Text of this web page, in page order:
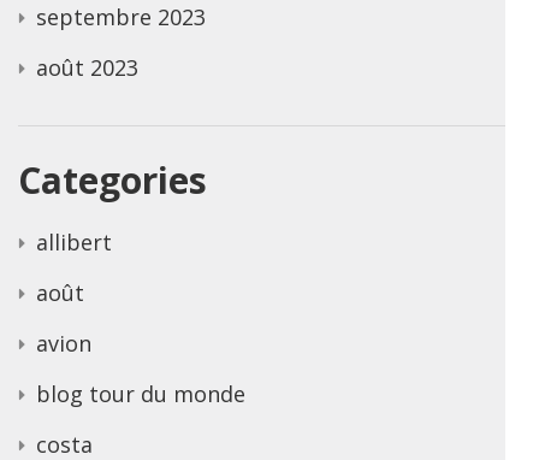
septembre 2023
août 2023
Categories
allibert
août
avion
blog tour du monde
costa